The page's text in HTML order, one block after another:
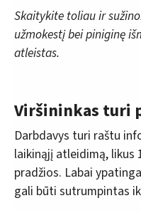
Skaitykite toliau ir
užmokestį bei piniginę
atleistas.
Viršininkas turi
Darbdavys turi raštu
laikinąjį atleidimą,
pradžios. Labai
gali būti sutrumpintas